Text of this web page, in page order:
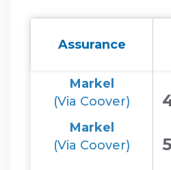
Assurance
Markel
(Via Coover)
Markel
(Via Coover)